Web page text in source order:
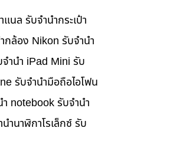
นล รับจำนำกระเป๋า
กล้อง Nikon รับจำนำ
ำนำ iPad Mini รับ
รับจำนำมือถือไอโฟน
notebook รับจำนำ
ำนาฬิกาโรเล็กซ์ รับ